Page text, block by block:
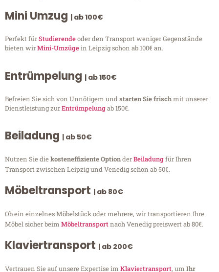
Mini Umzug | ab 100€
Perfekt fürStudierendeoder den Transport weniger Gegenstände
bieten wirMini-Umzügein Leipzig schon ab 100€ an.
Entrümpelung | ab 150€
Befreien Sie sich von Unnötigem undstarten Sie frischmit unserer
Dienstleistung zurEntrümpelungab 150€.
Beiladung | ab 50€
Nutzen Sie diekosteneffiziente OptionderBeiladungfür Ihren
Transport zwischen Leipzig und Venedig schon ab 50€.
Möbeltransport | ab 80€
Ob ein einzelnes Möbelstück oder mehrere, wir transportieren Ihre
Möbel sicher beim Möbeltransportnach Venedig preiswert ab 80€.
Klaviertransport | ab 200€
Vertrauen Sie auf unsere Expertise im Klaviertransport, um Ihr